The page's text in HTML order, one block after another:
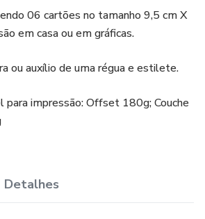
06 cartões no tamanho 9,5 cm X
em casa ou em gráficas.
ou auxílio de uma régua e estilete.
para impressão: Offset 180g; Couche
Detalhes